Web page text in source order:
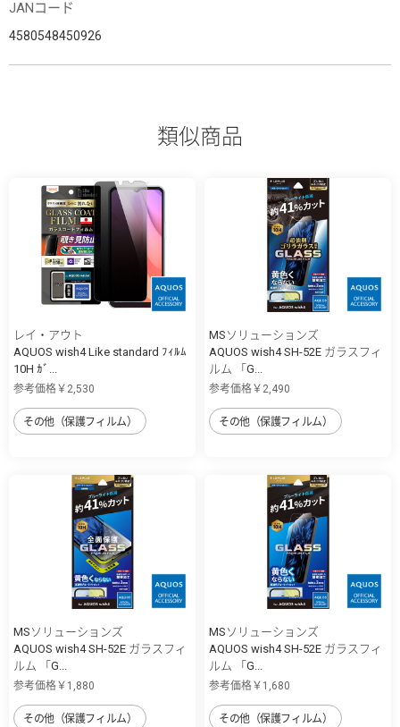
JANコード
4580548450926
類似商品
レイ・アウト
AQUOS wish4 Like standard ﾌｨﾙﾑ
10H ｶﾞ...
参考価格￥2,530
その他（保護フィルム）
MSソリューションズ
AQUOS wish4 SH-52E ガラスフィ
ルム 「G...
参考価格￥2,490
その他（保護フィルム）
MSソリューションズ
AQUOS wish4 SH-52E ガラスフィ
ルム 「G...
参考価格￥1,880
その他（保護フィルム）
MSソリューションズ
AQUOS wish4 SH-52E ガラスフィ
ルム 「G...
参考価格￥1,680
その他（保護フィルム）